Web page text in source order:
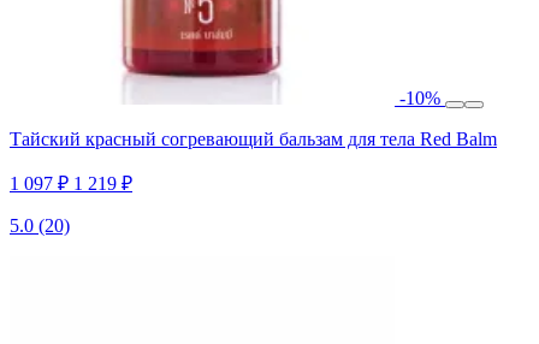
-10%
Тайский красный согревающий бальзам для тела Red Balm
1 097 ₽ 1 219 ₽
5.0 (20)